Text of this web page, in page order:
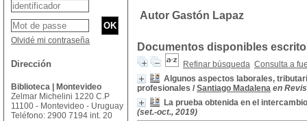
Autor Gastón Lapaz
Documentos disponibles
Refinar búsqueda Consulta a
Algunos aspectos laborales,
profesionales / Santiago Madalena en
La prueba obtenida en el
(set.-oct., 2019)
Olvidé mi contraseña
Dirección
Biblioteca | Montevideo
Zelmar Michelini 1220 C.P
11100 - Montevideo - Uruguay
Teléfono: 2900 7194 int. 20